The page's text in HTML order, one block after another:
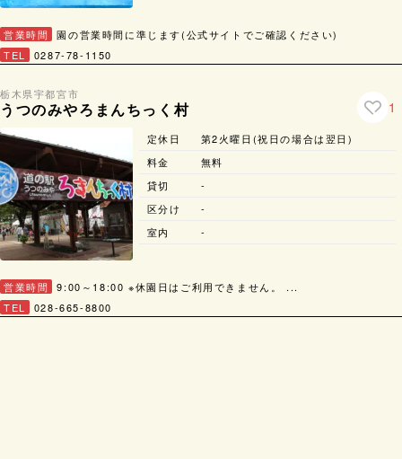
営業時間
園の営業時間に準じます(公式サイトでご確認ください)
TEL
0287-78-1150
栃木県宇都宮市
うつのみやろまんちっく村 1
営業時間
9:00～18:00 ※休園日はご利用できません。 ...
TEL
028-665-8800
定休日
第2火曜日(祝日の場合は翌日)
料金
無料
貸切
-
区分け
-
室内
-